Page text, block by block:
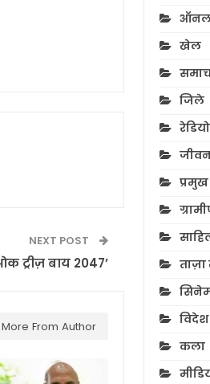
NEXT POST
ट्रीज़ बाय 2047’
More From Author
खेल
जिले
रेडियो
विदेश
कला